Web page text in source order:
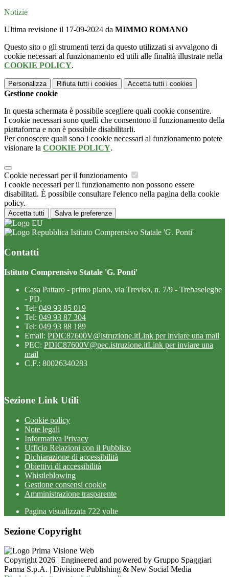
Notizie
Ultima revisione il 17-09-2024 da MIMMO ROMANO
Questo sito o gli strumenti terzi da questo utilizzati si avvalgono di
cookie necessari al funzionamento ed utili alle finalità illustrate nella
COOKIE POLICY.
Personalizza Rifiuta tutti i cookies Accetta tutti i cookies
Gestione cookie
In questa schermata è possibile scegliere quali cookie consentire.
I cookie necessari sono quelli che consentono il funzionamento della
piattaforma e non è possibile disabilitarli.
Per conoscere quali sono i cookie necessari al funzionamento potete
visionare la COOKIE POLICY.
Cookie necessari per il funzionamento
I cookie necessari per il funzionamento non possono essere
disabilitati. È possibile consultare l'elenco nella pagina della cookie
policy.
Accetta tutti Salva le preferenze
Istituto Comprensivo Statale 'G. Ponti'
Contatti
Istituto Comprensivo Statale 'G. Ponti'
Casa Pattaro - primo piano, via Treviso, n. 7/9 - Trebaseleghe
- PD.
Tel: 049 93 85 019
Tel: 049 93 87 304
Tel: 049 93 88 189
Email: PDIC87600V@istruzione.itLink per inviare una mail
PEC: PDIC87600V@pec.istruzione.itLink per inviare una
mail
C.F.: 80026340283
Sezione Link Utili
Cookie policy
Note legali
Informativa Privacy
Ufficio Relazioni con il Pubblico
Dichiarazione di accessibilità
Obiettivi di accessibilità
Whistleblowing
Gestione consensi cookie
Amministrazione trasparente
Pagina visualizzata 722 volte
Sezione Copyright
Copyright 2026 | Engineered and powered by Gruppo Spaggiari
Parma S.p.A. | Divisione Publishing & New Social Media